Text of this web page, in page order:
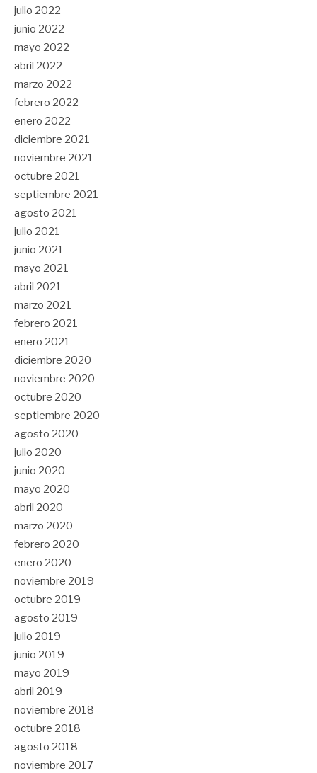
julio 2022
junio 2022
mayo 2022
abril 2022
marzo 2022
febrero 2022
enero 2022
diciembre 2021
noviembre 2021
octubre 2021
septiembre 2021
agosto 2021
julio 2021
junio 2021
mayo 2021
abril 2021
marzo 2021
febrero 2021
enero 2021
diciembre 2020
noviembre 2020
octubre 2020
septiembre 2020
agosto 2020
julio 2020
junio 2020
mayo 2020
abril 2020
marzo 2020
febrero 2020
enero 2020
noviembre 2019
octubre 2019
agosto 2019
julio 2019
junio 2019
mayo 2019
abril 2019
noviembre 2018
octubre 2018
agosto 2018
noviembre 2017